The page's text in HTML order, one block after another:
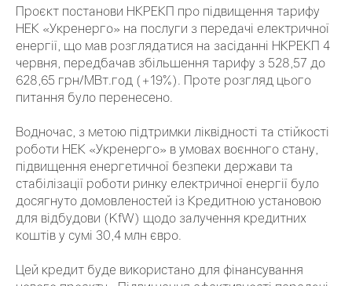
Проєкт постанови НКРЕКП про підвищення тарифу
НЕК «Укренерго» на послуги з передачі електричної
енергії, що мав розглядатися на засіданні НКРЕКП 4
червня, передбачав збільшення тарифу з 528,57 до
628,65 грн/МВт.год (+19%). Проте розгляд цього
питання було перенесено.
Водночас, з метою підтримки ліквідності та стійкості
роботи НЕК «Укренерго» в умовах воєнного стану,
підвищення енергетичної безпеки держави та
стабілізації роботи ринку електричної енергії було
досягнуто домовленостей із Кредитною установою
для відбудови (KfW) щодо залучення кредитних
коштів у сумі 30,4 млн євро.
Цей кредит буде використано для фінансування